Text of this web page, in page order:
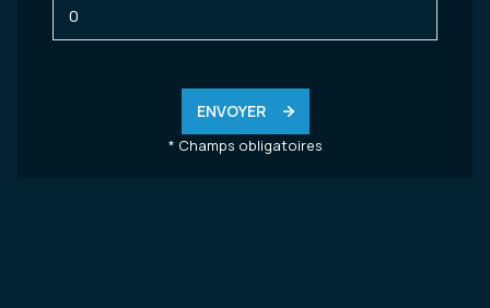
ENVOYER
* Champs obligatoires